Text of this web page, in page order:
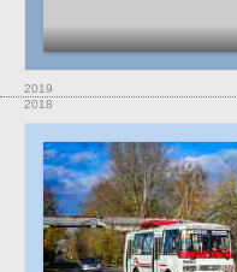
2019
2018